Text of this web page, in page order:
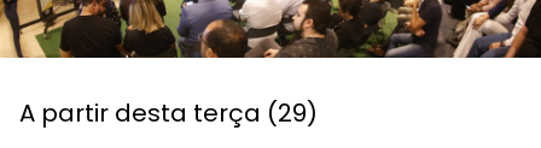
A partir desta terça (29)